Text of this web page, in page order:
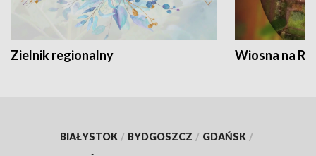
Zielnik regionalny Wiosna na
BIAŁYSTOK / BYDGOSZCZ / GDAŃSK /